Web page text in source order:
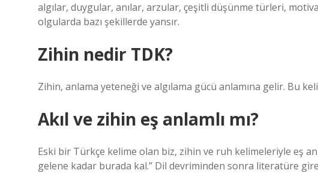
algılar, duygular, anılar, arzular, çeşitli düşünme türleri,
olgularda bazı şekillerde yansır.
Zihin nedir TDK?
Zihin, anlama yeteneği ve algılama gücü anlamına gelir. Bu
Akıl ve zihin eş anlamlı mı?
Eski bir Türkçe kelime olan biz, zihin ve ruh kelimeleriyle eş
gelene kadar burada kal.” Dil devriminden sonra literatüre